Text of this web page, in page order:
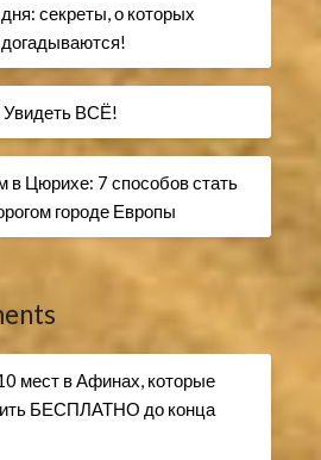
секреты, о которых
Увидеть ВСЁ!
в Цюрихе: 7 способов стать
городе Европы
мест в Афинах, которые
БЕСПЛАТНО до конца